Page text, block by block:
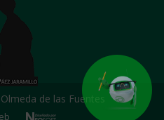
de las Fuentes